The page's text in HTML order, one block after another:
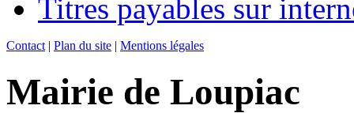
Titres payables sur
Contact | Plan du site | Mentions légales
Mairie de Loupiac